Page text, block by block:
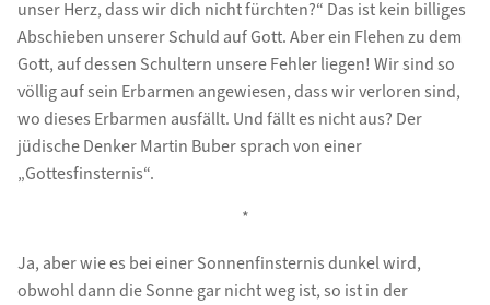
unser Herz, dass wir dich nicht fürchten?“ Das ist kein billiges
Abschieben unserer Schuld auf Gott. Aber ein Flehen zu dem
Gott, auf dessen Schultern unsere Fehler liegen! Wir sind so
völlig auf sein Erbarmen angewiesen, dass wir verloren sind,
wo dieses Erbarmen ausfällt. Und fällt es nicht aus? Der
jüdische Denker Martin Buber sprach von einer
„Gottesfinsternis“.
*
Ja, aber wie es bei einer Sonnenfinsternis dunkel wird,
obwohl dann die Sonne gar nicht weg ist, so ist in der